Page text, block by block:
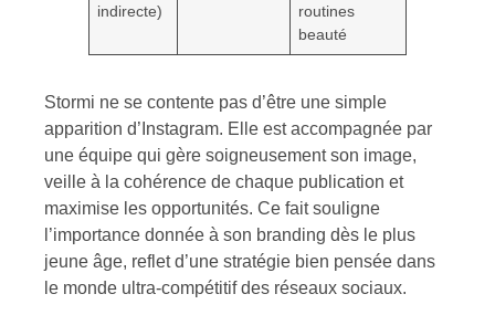
indirecte)
routines
beauté
Stormi ne se contente pas d’être une simple
apparition d’Instagram. Elle est accompagnée par
une équipe qui gère soigneusement son image,
veille à la cohérence de chaque publication et
maximise les opportunités. Ce fait souligne
l’importance donnée à son branding dès le plus
jeune âge, reflet d’une stratégie bien pensée dans
le monde ultra-compétitif des réseaux sociaux.